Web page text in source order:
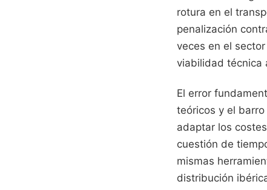
rotura en el
penalización
veces en el
viabilidad técnica
El error
teóricos y el
adaptar los
cuestión de
mismas
distribución